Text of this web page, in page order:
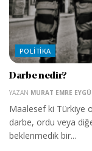
POLITIKA
Darbe nedir?
YAZAN MURAT EMRE
Maalesef ki Türkiye
darbe, ordu veya
beklenmedik bir...